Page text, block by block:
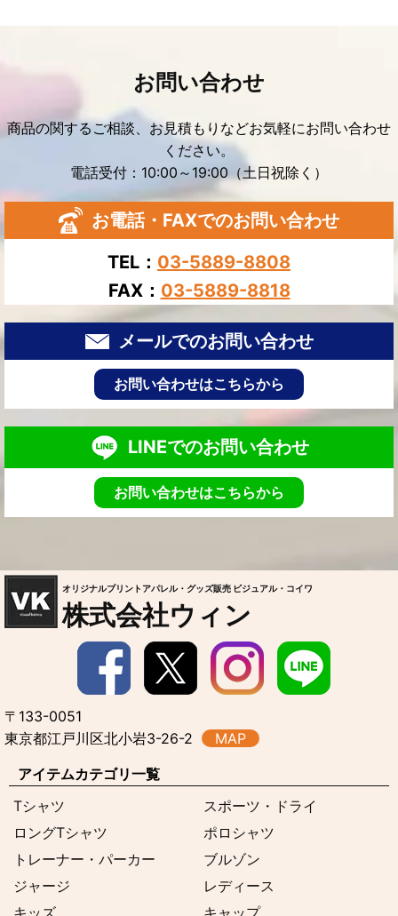
お問い合わせ
商品の関するご相談、お見積もりなどお気軽にお問い合わせ
ください。
電話受付：10:00～19:00（土日祝除く）
お電話・FAXでのお問い合わせ
TEL： 03-5889-8808
FAX： 03-5889-8818
メールでのお問い合わせ
お問い合わせはこちらから
LINEでのお問い合わせ
お問い合わせはこちらから
オリジナルプリントアパレル・グッズ販売 ビジュアル・コイワ
株式会社ウィン
〒133-0051
東京都江戸川区北小岩3-26-2
MAP
アイテムカテゴリ一覧
Tシャツ
スポーツ・ドライ
ロングTシャツ
ポロシャツ
トレーナー・パーカー
ブルゾン
ジャージ
レディース
キッズ
キャップ